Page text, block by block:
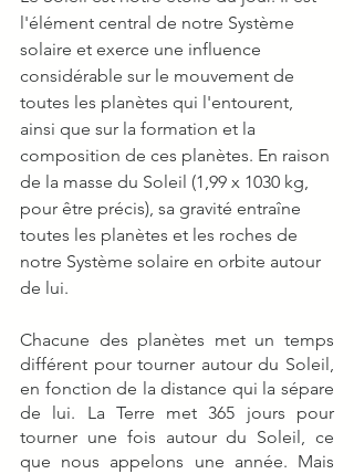
l'élément central de notre Système
solaire et exerce une influence
considérable sur le mouvement de
toutes les planètes qui l'entourent,
ainsi que sur la formation et la
composition de ces planètes. En raison
de la masse du Soleil (1,99 x 1030 kg,
pour être précis), sa gravité entraîne
toutes les planètes et les roches de
notre Système solaire en orbite autour
de lui.
Chacune des planètes met un temps
différent pour tourner autour du Soleil,
en fonction de la distance qui la sépare
de lui. La Terre met 365 jours pour
tourner une fois autour du Soleil, ce
que nous appelons une année. Mais